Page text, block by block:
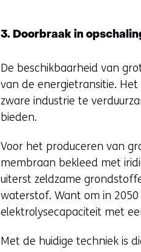
3. Doorbraak in
De beschikbaarheid van
van de energietransitie.
zware industrie te
bieden.
Voor het produceren van
membraan bekleed met
uiterst zeldzame
waterstof. Want om in
elektrolysecapaciteit met
Met de huidige techniek is